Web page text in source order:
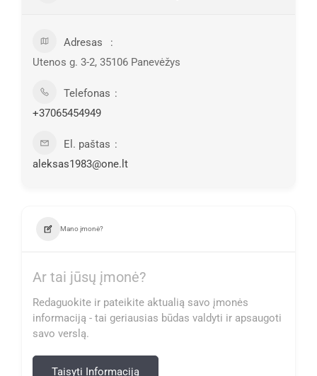
Adresas
Utenos g. 3-2, 35106 Panevėžys
Telefonas
+37065454949
El. paštas
aleksas1983@one.lt
Mano įmonė?
Ar tai jūsų įmonė?
Redaguokite ir pateikite aktualią savo įmonės
informaciją - tai geriausias būdas valdyti ir apsaugoti
savo verslą.
Taisyti Informaciją